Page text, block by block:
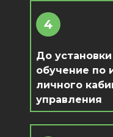
4
До
обучение по
личного
управления